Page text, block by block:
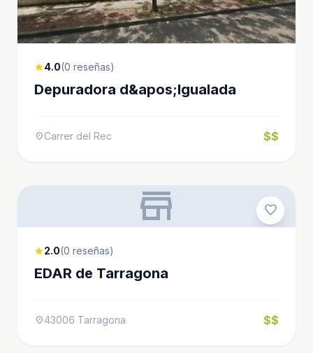
star4.0(0 reseñas)
Depuradora d&apos;Igualada
location_onCarrer del Rec $$
favorite
store
star2.0(0 reseñas)
EDAR de Tarragona
location_on43006 Tarragona $$